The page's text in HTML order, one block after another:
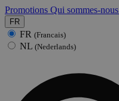
Promotions Qui sommes-nous
FR
FR (Francais)
NL (Nederlands)